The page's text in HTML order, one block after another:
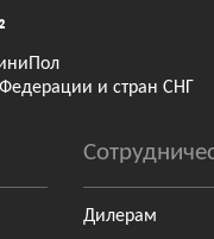
Федерации и стран СНГ
Дилерам